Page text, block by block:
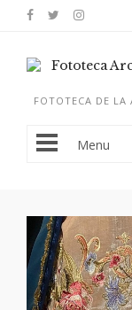
FOTOTECA DE LA
Menu